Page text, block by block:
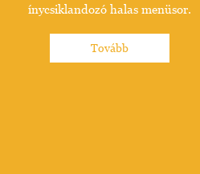
ínycsiklandozó halas menüsor.
Tovább